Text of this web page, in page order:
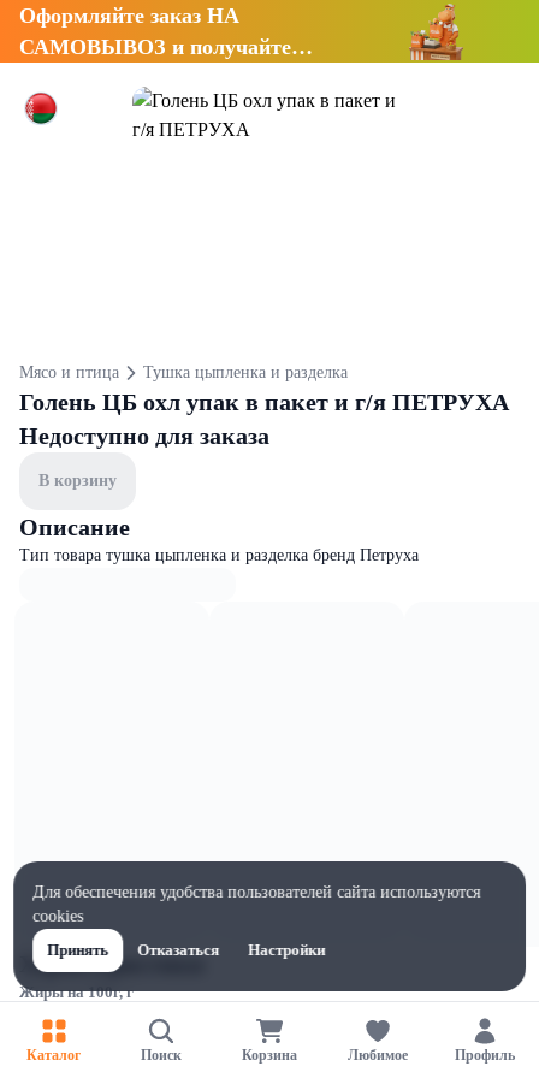
Оформляйте заказ НА
САМОВЫВОЗ и получайте
Мясо и птица Тушка цыпленка и разделка
Голень ЦБ охл упак в пакет и г/я ПЕТРУХА
Недоступно для заказа
В корзину
Описание
Тип товара тушка цыпленка и разделка бренд Петруха
Характеристики
Жиры на 100г, г
Ширина, мм
Каталог Поиск Корзина Любимое Профиль
Для обеспечения удобства пользователей сайта используются
cookies
Принять
Отказаться Настройки